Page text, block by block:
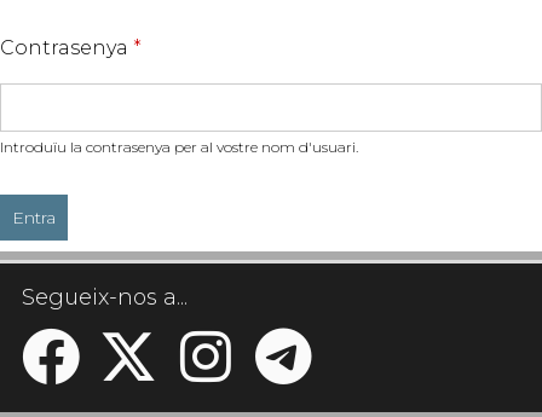
Contrasenya *
Introduïu la contrasenya per al vostre nom d'usuari.
Segueix-nos a...